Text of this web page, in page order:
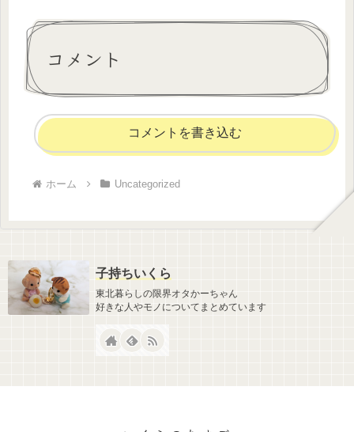
コメント
コメントを書き込む
ホーム Uncategorized
子持ちいくら
東北暮らしの限界オタかーちゃん
好きな人やモノについてまとめています